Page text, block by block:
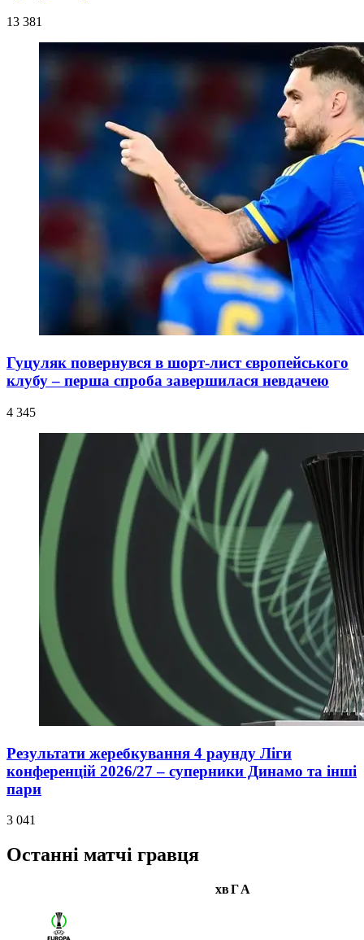
13 381
Гуцуляк повернувся в шорт-лист європейського
клубу – перша спроба завершилася невдачею
4 345
Результати жеребкування 4 раунду Ліги
конференцій 2026/27 – суперники Динамо та інші
пари
3 041
Останні матчі гравця
хвГА